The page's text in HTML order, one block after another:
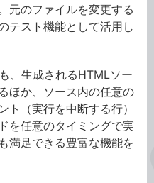
元のファイルを変更する
テスト機能として活用し
、生成されるHTMLソー
ほか、ソース内の任意の
ト（実行を中断する行）
を任意のタイミングで実
満足できる豊富な機能を